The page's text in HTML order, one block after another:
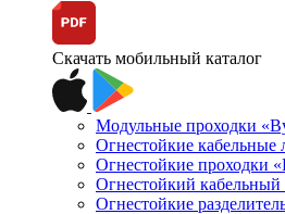
Скачать мобильный каталог
Модульные проходки
Огнестойкие
Огнестойкие проходки
Огнестойкий
Огнестойкие